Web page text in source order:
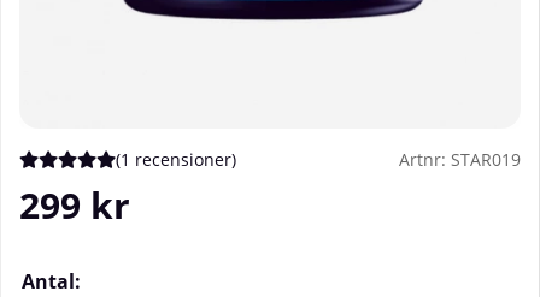
Medelbetyg 5 av 5 Antal betyg 1
(1 recensioner) Artnr: STAR019
299 kr
Antal: